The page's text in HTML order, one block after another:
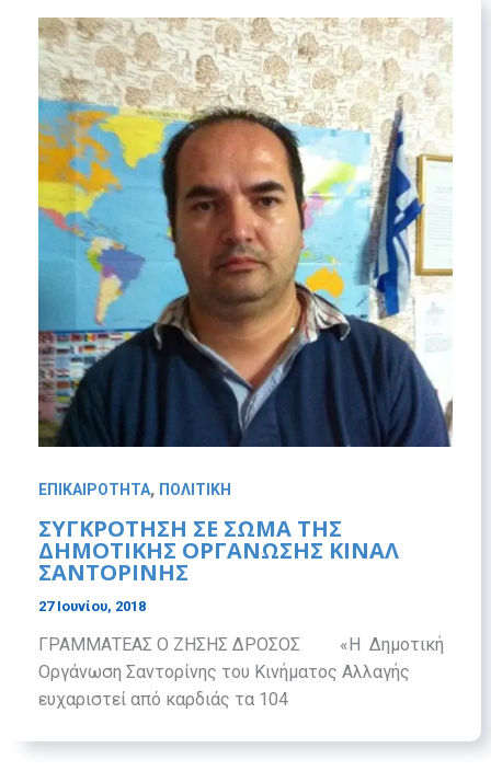
ΕΠΙΚΑΙΡΟΤΗΤΑ, ΠΟΛΙΤΙΚΗ
ΣΥΓΚΡΟΤΗΣΗ ΣΕ ΣΩΜΑ ΤΗΣ
ΔΗΜΟΤΙΚΗΣ ΟΡΓΑΝΩΣΗΣ ΚΙΝΑΛ
ΣΑΝΤΟΡΙΝΗΣ
27 Ιουνίου, 2018
ΓΡΑΜΜΑΤΕΑΣ Ο ΖΗΣΗΣ ΔΡΟΣΟΣ «Η Δημοτική
Οργάνωση Σαντορίνης του Κινήματος Αλλαγής
ευχαριστεί από καρδιάς τα 104